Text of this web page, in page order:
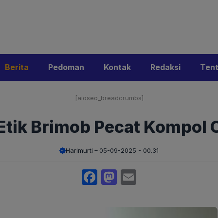
Berita Pedoman Kontak Redaksi
[aioseo_breadcrumbs]
Brimob Pecat Kompol
Harimurti 05-09-2025 - 00.31
Facebook
Mastodon